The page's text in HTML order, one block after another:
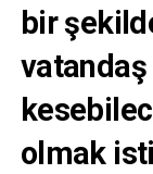
bir
vatandaş
olmak